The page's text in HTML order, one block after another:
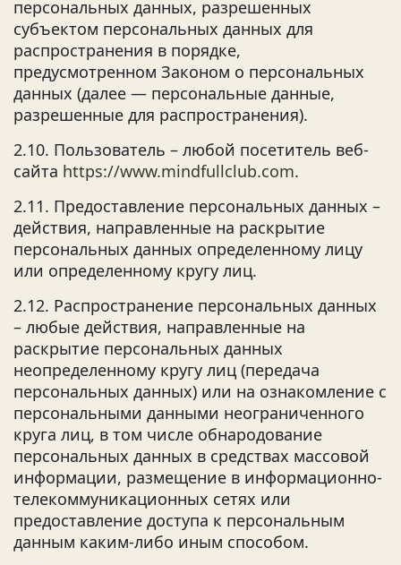
персональных данных, разрешенных
субъектом персональных данных для
распространения в порядке,
предусмотренном Законом о персональных
данных (далее — персональные данные,
разрешенные для распространения).
2.10. Пользователь – любой посетитель веб-
сайта https://www.mindfullclub.com.
2.11. Предоставление персональных данных –
действия, направленные на раскрытие
персональных данных определенному лицу
или определенному кругу лиц.
2.12. Распространение персональных данных
– любые действия, направленные на
раскрытие персональных данных
неопределенному кругу лиц (передача
персональных данных) или на ознакомление с
персональными данными неограниченного
круга лиц, в том числе обнародование
персональных данных в средствах массовой
информации, размещение в информационно-
телекоммуникационных сетях или
предоставление доступа к персональным
данным каким-либо иным способом.